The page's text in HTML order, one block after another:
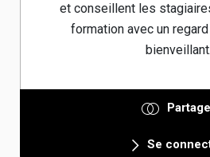
et conseillent les
formation avec un
bienveillant.
Se